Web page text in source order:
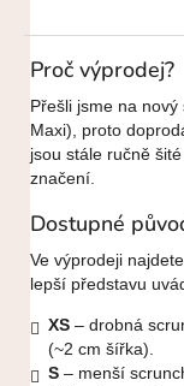
Proč výprodej?
Přešli jsme na
Maxi), proto
jsou stále ručně
značení.
Dostupné
Ve výprodeji
lepší představu
XS – drobná
(~2 cm šířka).
S – menší